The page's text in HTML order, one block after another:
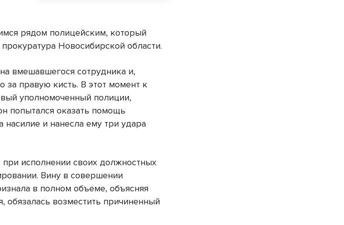
рядом полицейским, который
Новосибирской области.
вмешавшегося сотрудника и,
за правую кисть. В этот момент к
уполномоченный полиции,
попытался оказать помощь
и нанесла ему три удара
исполнении своих должностных
Вину в совершении
в полном объеме, объясняя
обязалась возместить причиненный